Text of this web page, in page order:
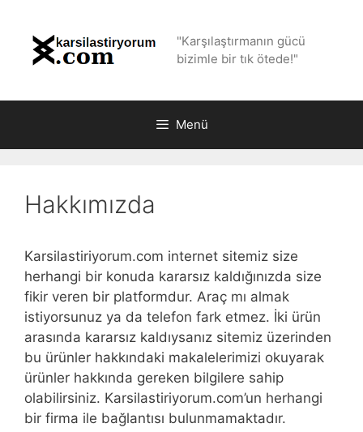
"Karşılaştırmanın gücü
bizimle bir tık ötede!"
Menü
Hakkımızda
Karsilastiriyorum.com internet sitemiz size
herhangi bir konuda kararsız kaldığınızda size
fikir veren bir platformdur. Araç mı almak
istiyorsunuz ya da telefon fark etmez. İki ürün
arasında kararsız kaldıysanız sitemiz üzerinden
bu ürünler hakkındaki makalelerimizi okuyarak
ürünler hakkında gereken bilgilere sahip
olabilirsiniz. Karsilastiriyorum.com’un herhangi
bir firma ile bağlantısı bulunmamaktadır.